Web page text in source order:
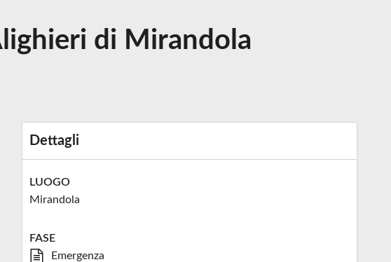
di Mirandola
Dettagli
LUOGO
Mirandola
FASE
Emergenza